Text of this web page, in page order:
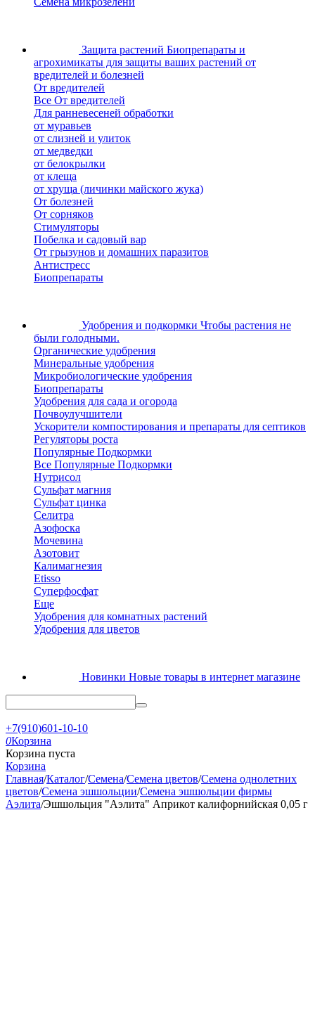
Защита растений Биопрепараты и
агрохимикаты для защиты ваших растений от
вредителей и болезней
От вредителей
Все От вредителей
Для ранневесеней обработки
от муравьев
от слизней и улиток
от медведки
от белокрылки
от клеща
от хруща (личинки майского жука)
От болезней
От сорняков
Стимуляторы
Побелка и садовый вар
От грызунов и домашних паразитов
Антистресс
Биопрепараты
Удобрения и подкормки Чтобы растения не
были голодными.
Органические удобрения
Минеральные удобрения
Микробиологические удобрения
Биопрепараты
Удобрения для сада и огорода
Почвоулучшители
Ускорители компостирования и препараты для септиков
Регуляторы роста
Популярные Подкормки
Все Популярные Подкормки
Нутрисол
Сульфат магния
Сульфат цинка
Селитра
Азофоска
Мочевина
Азотовит
Калимагнезия
Etisso
Суперфосфат
Еще
Удобрения для комнатных растений
Удобрения для цветов
Новинки Новые товары в интернет магазине
+7(910)601-10-10
0Корзина
Корзина пуста
Корзина
Главная/Каталог/Семена/Семена цветов/Семена однолетних
цветов/Семена эшшольции/Семена эшшольции фирмы
Аэлита/Эшшольция "Аэлита" Априкот калифорнийская 0,05 г